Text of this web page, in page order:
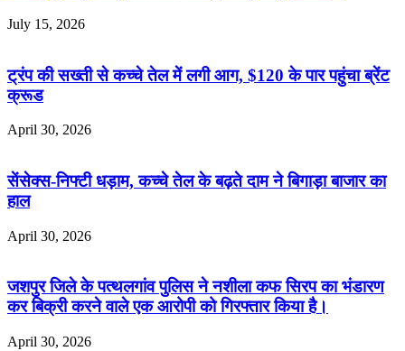
July 15, 2026
ट्रंप की सख्ती से कच्चे तेल में लगी आग, $120 के पार पहुंचा ब्रेंट
क्रूड
April 30, 2026
सेंसेक्स-निफ्टी धड़ाम, कच्चे तेल के बढ़ते दाम ने बिगाड़ा बाजार का
हाल
April 30, 2026
जशपुर जिले के पत्थलगांव पुलिस ने नशीला कफ सिरप का भंडारण
कर बिक्री करने वाले एक आरोपी को गिरफ्तार किया है।
April 30, 2026